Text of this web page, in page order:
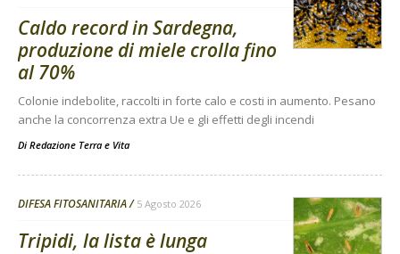
Caldo record in Sardegna,
produzione di miele crolla fino
al 70%
Colonie indebolite, raccolti in forte calo e costi in aumento. Pesano
anche la concorrenza extra Ue e gli effetti degli incendi
Di Redazione Terra e Vita
DIFESA FITOSANITARIA 5 Agosto 2026
Tripidi, la lista è lunga